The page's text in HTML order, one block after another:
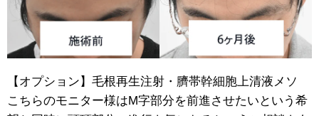
【オプション】毛根再生注射・臍帯幹細胞上清液メソ
こちらのモニター様はM字部分を前進させたいという希